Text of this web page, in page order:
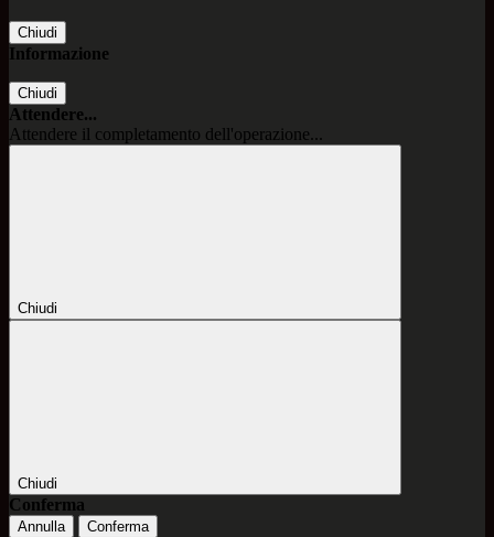
Chiudi
Informazione
Chiudi
Attendere...
Attendere il completamento dell'operazione...
Chiudi
Chiudi
Conferma
Annulla Conferma